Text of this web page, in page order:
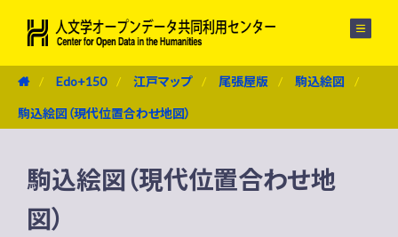
Edo+150 江戸マップ 尾張屋版 駒込絵図
駒込絵図（現代位置合わせ地図）
駒込絵図（現代位置合わせ地
図）